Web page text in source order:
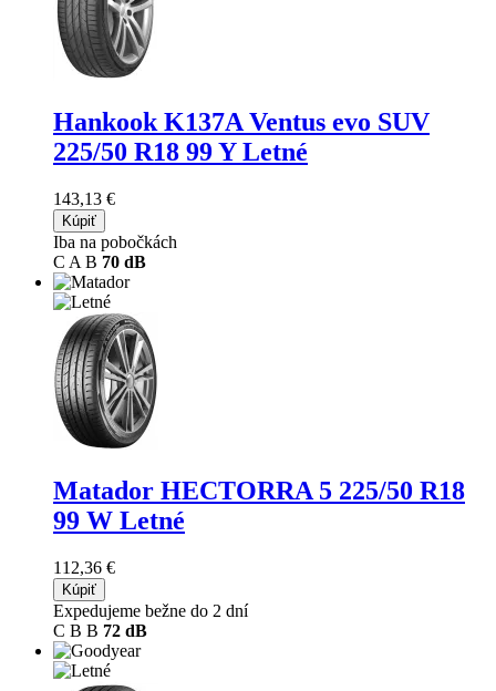
Hankook K137A Ventus evo SUV
225/50 R18 99 Y Letné
143,13 €
Kúpiť
Iba na pobočkách
C A B 70 dB
Matador HECTORRA 5 225/50 R18
99 W Letné
112,36 €
Kúpiť
Expedujeme bežne do 2 dní
C B B 72 dB